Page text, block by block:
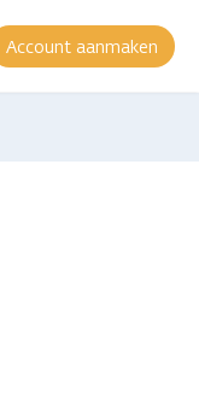
Account aanmaken